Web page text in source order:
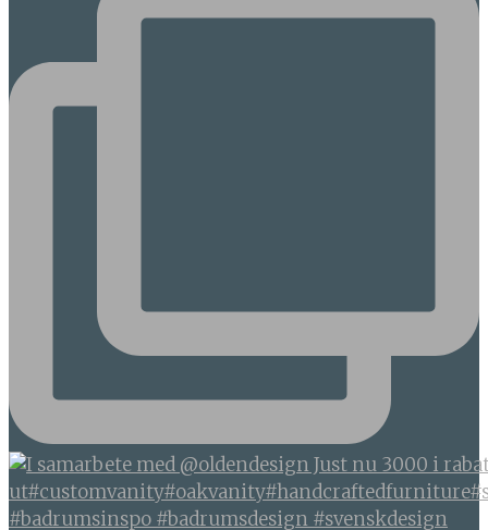
#badrumsinspo #badrumsdesign #svenskdesign